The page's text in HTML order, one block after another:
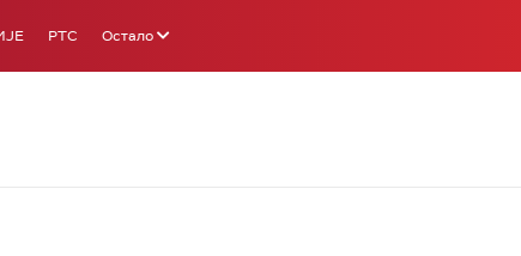
РТС Остало